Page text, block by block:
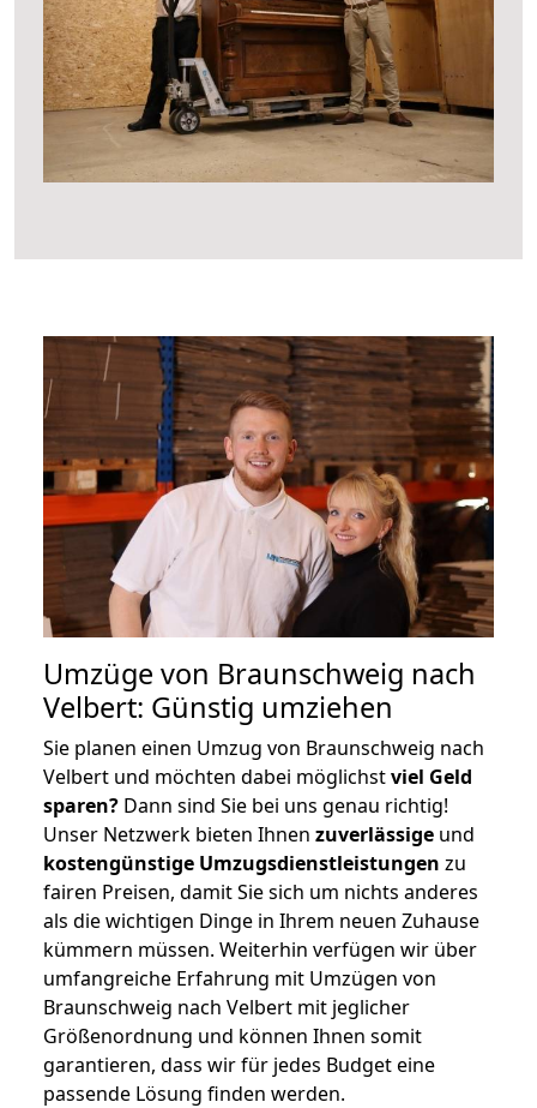
Umzüge von Braunschweig nach
Velbert: Günstig umziehen
Sie planen einen Umzug von Braunschweig nach
Velbert und möchten dabei möglichstviel Geld
sparen? Dann sind Sie bei uns genau richtig!
Unser Netzwerk bieten Ihnen zuverlässige und
kostengünstige Umzugsdienstleistungen zu
fairen Preisen, damit Sie sich um nichts anderes
als die wichtigen Dinge in Ihrem neuen Zuhause
kümmern müssen. Weiterhin verfügen wir über
umfangreiche Erfahrung mit Umzügen von
Braunschweig nach Velbert mit jeglicher
Größenordnung und können Ihnen somit
garantieren, dass wir für jedes Budget eine
passende Lösung finden werden.